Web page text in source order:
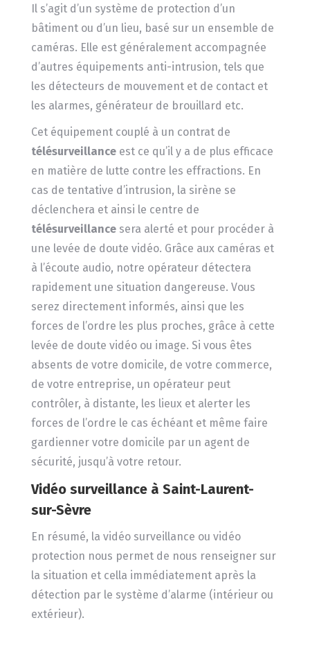
Il s’agit d’un système de protection d’un
bâtiment ou d’un lieu, basé sur un ensemble de
caméras. Elle est généralement accompagnée
d’autres équipements anti-intrusion, tels que
les détecteurs de mouvement et de contact et
les alarmes, générateur de brouillard etc.
Cet équipement couplé à un contrat de
télésurveillanceest ce qu’il y a de plus efficace
en matière de lutte contre les effractions. En
cas de tentative d’intrusion, la sirène se
déclenchera et ainsi le centre de
télésurveillancesera alerté et pour procéder à
une levée de doute vidéo. Grâce aux caméras et
à l’écoute audio, notre opérateur détectera
rapidement une situation dangereuse. Vous
serez directement informés, ainsi que les
forces de l’ordre les plus proches, grâce à cette
levée de doute vidéo ou image. Si vous êtes
absents de votre domicile, de votre commerce,
de votre entreprise, un opérateur peut
contrôler, à distante, les lieux et alerter les
forces de l’ordre le cas échéant et même faire
gardienner votre domicile par un agent de
sécurité, jusqu’à votre retour.
Vidéo surveillance à Saint-Laurent-
sur-Sèvre
En résumé, la vidéo surveillance ou vidéo
protection nous permet de nous renseigner sur
la situation et cella immédiatement après la
détection par le système d’alarme (intérieur ou
extérieur).